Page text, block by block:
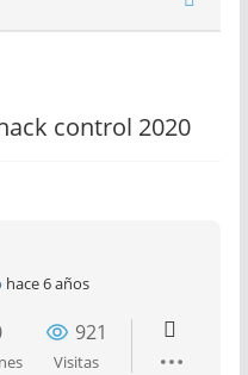
control 2020
hace 6 años
921
Visitas